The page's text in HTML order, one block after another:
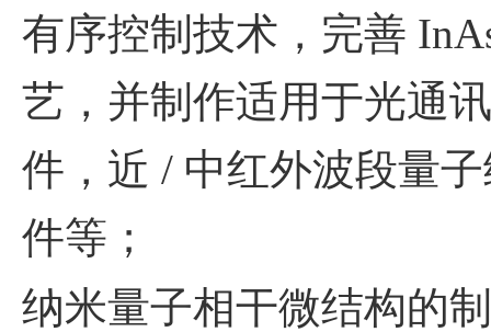
有序控制技术，完善
艺，并制作适用于光通
件，近 / 中红外波段量
件等；
纳米量子相干微结构的